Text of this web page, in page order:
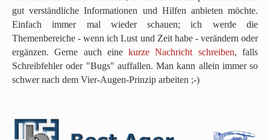
gut verständliche Informationen und Hilfen anbieten möchte.
Einfach immer mal wieder schauen; ich werde die
Themenbereiche - wenn ich Lust und Zeit habe - verändern oder
ergänzen. Gerne auch einekurze Nachricht schreiben, falls
Schreibfehler oder "Bugs" auffallen. Man kann allein immer so
schwer nach dem Vier-Augen-Prinzip arbeiten ;-)